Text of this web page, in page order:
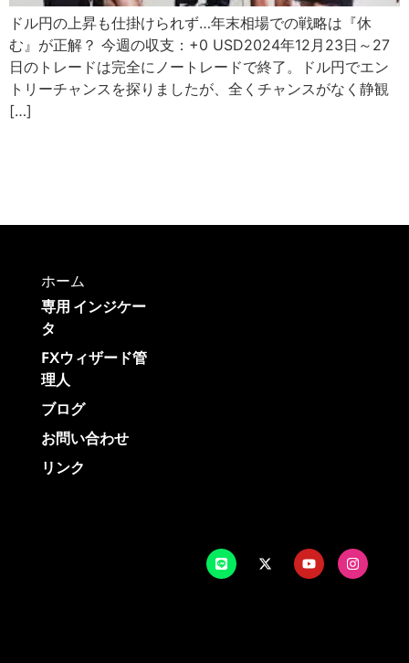
ドル円の上昇も仕掛けられず…年末相場での戦略は『休
む』が正解？ 今週の収支：+0 USD2024年12月23日～27
日のトレードは完全にノートレードで終了。ドル円でエン
トリーチャンスを探りましたが、全くチャンスがなく静観
[…]
ホーム
専用 インジケー
タ
FXウィザード管
理人
ブログ
お問い合わせ
リンク